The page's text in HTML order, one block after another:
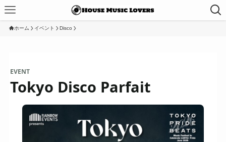
ホーム イベント Disco
EVENT
Tokyo Disco Parfait